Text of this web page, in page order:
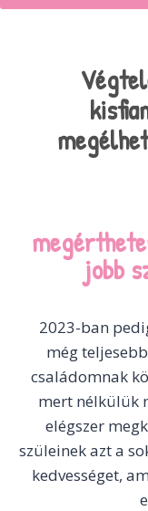
jobb
2023-ban
még
családomnak
mert nélkülük
elégszer
szüleinek azt a
kedvességet,